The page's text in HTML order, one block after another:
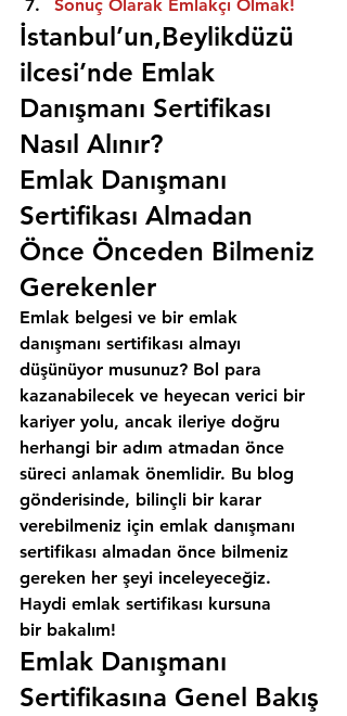
Sonuç Olarak Emlakçı Olmak!
İstanbul’un,Beylikdüzü
ilcesi’nde Emlak
Danışmanı Sertifikası
Nasıl Alınır?
Emlak Danışmanı
Sertifikası Almadan
Önce Önceden Bilmeniz
Gerekenler
Emlak belgesi ve bir emlak
danışmanı sertifikası almayı
düşünüyor musunuz? Bol para
kazanabilecek ve heyecan verici bir
kariyer yolu, ancak ileriye doğru
herhangi bir adım atmadan önce
süreci anlamak önemlidir. Bu blog
gönderisinde, bilinçli bir karar
verebilmeniz için emlak danışmanı
sertifikası almadan önce bilmeniz
gereken her şeyi inceleyeceğiz.
Haydi emlak sertifikası kursuna
bir bakalım!
Emlak Danışmanı
Sertifikasına Genel Bakış